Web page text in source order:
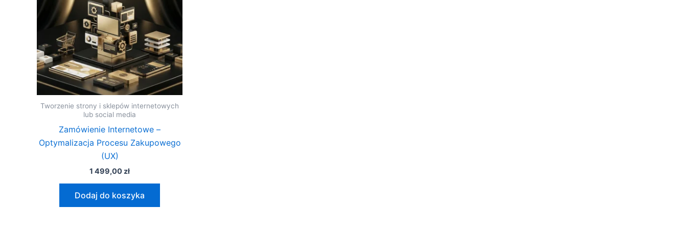
Tworzenie strony i sklepów internetowych
lub social media
Zamówienie Internetowe –
Optymalizacja Procesu Zakupowego
(UX)
1 499,00 zł
Dodaj do koszyka